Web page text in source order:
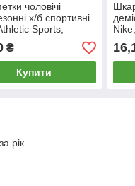
чоловічі
х/б спортивні
Sports,
асорті, 05044
₴
Купити
рік